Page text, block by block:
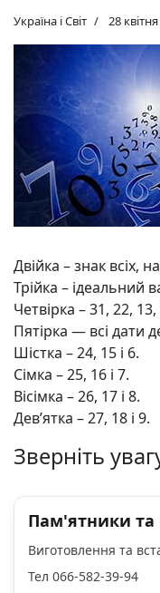
Україна і Світ 28
Двійка – знак всіх,
Трійка – ідеальний
Четвірка – 31, 22, 13,
Пятірка — всі дати
Шістка – 24, 15 і 6.
Сімка – 25, 16 і 7.
Вісімка – 26, 17 і 8.
Дев’ятка – 27, 18 і 9.
Зверніть
Пам'ятники та
Виготовлення та
Тел 066-582-39-94